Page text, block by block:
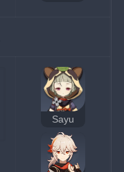
Sayu